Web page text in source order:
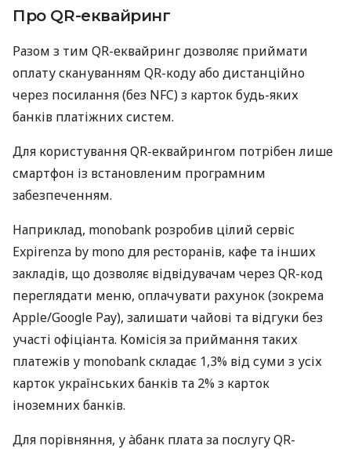
Про QR-еквайринг
Разом з тим QR-еквайринг дозволяє приймати
оплату скануванням QR-коду або дистанційно
через посилання (без NFC) з карток будь-яких
банків платіжних систем.
Для користування QR-еквайрингом потрібен лише
смартфон із встановленим програмним
забезпеченням.
Наприклад, monobank розробив цілий сервіс
Expirenza by mono для ресторанів, кафе та інших
закладів, що дозволяє відвідувачам через QR-код
переглядати меню, оплачувати рахунок (зокрема
Apple/Google Pay), залишати чайові та відгуки без
участі офіціанта. Комісія за приймання таких
платежів у monobank складає 1,3% від суми з усіх
карток українських банків та 2% з карток
іноземних банків.
Для порівняння, у àбанк плата за послугу QR-